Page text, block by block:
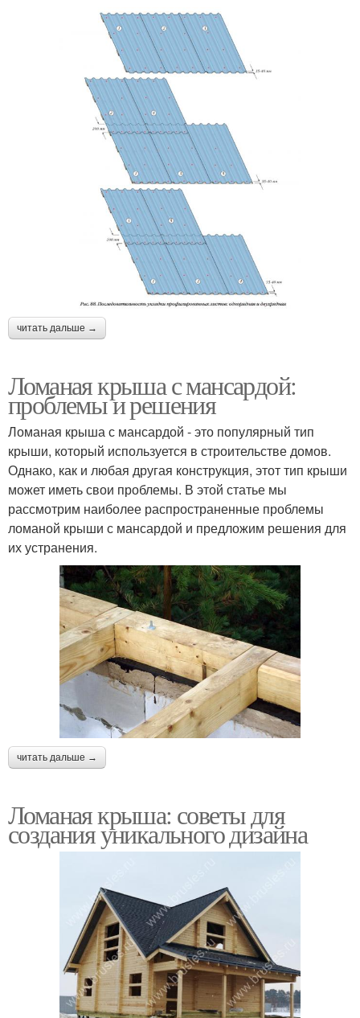
читать дальше →
Ломаная крыша с мансардой:
проблемы и решения
Ломаная крыша с мансардой - это популярный тип
крыши, который используется в строительстве домов.
Однако, как и любая другая конструкция, этот тип крыши
может иметь свои проблемы. В этой статье мы
рассмотрим наиболее распространенные проблемы
ломаной крыши с мансардой и предложим решения для
их устранения.
читать дальше →
Ломаная крыша: советы для
создания уникального дизайна